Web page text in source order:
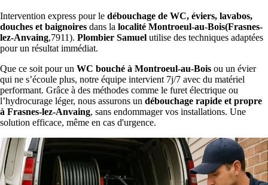
Intervention express pour le débouchage de WC, éviers, lavabos,
douches et baignoires dans la localité Montroeul-au-Bois(Frasnes-
lez-Anvaing,7911). Plombier Samuel utilise des techniques adaptées
pour un résultat immédiat.
Que ce soit pour un WC bouché à Montroeul-au-Bois ou un évier
qui ne s’écoule plus, notre équipe intervient 7j/7 avec du matériel
performant. Grâce à des méthodes comme le furet électrique ou
l’hydrocurage léger, nous assurons un débouchage rapide et propre
à Frasnes-lez-Anvaing, sans endommager vos installations. Une
solution efficace, même en cas d'urgence.